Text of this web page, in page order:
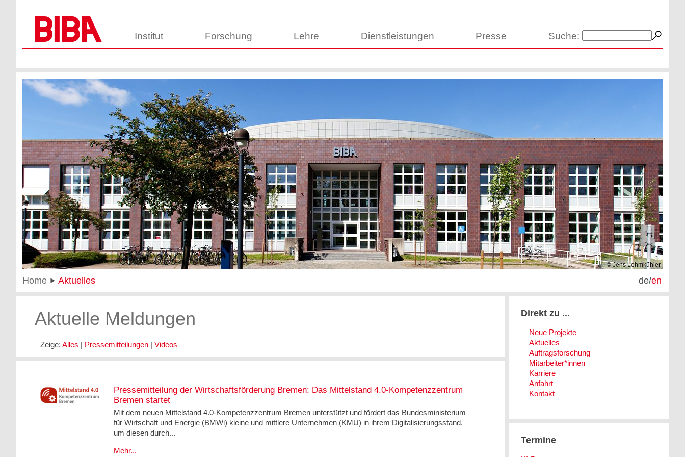
Institut Forschung Lehre Dienstleistungen Presse Suche:
© Jens Lehmkühler
Home Aktuelles de/en
Aktuelle Meldungen
Zeige: Alles | Pressemitteilungen| Videos
Pressemitteilung der Wirtschaftsförderung Bremen: Das Mittelstand 4.0‐Kompetenzzentrum
Bremen startet
Mit dem neuen Mittelstand 4.0‐Kompetenzzentrum Bremen unterstützt und fördert das Bundesministerium
für Wirtschaft und Energie (BMWi) kleine und mittlere Unternehmen (KMU) in ihrem Digitalisierungsstand,
um diesen durch...
Mehr...
Direkt zu ...
Neue Projekte
Aktuelles
Auftragsforschung
Mitarbeiter*innen
Karriere
Anfahrt
Kontakt
Termine